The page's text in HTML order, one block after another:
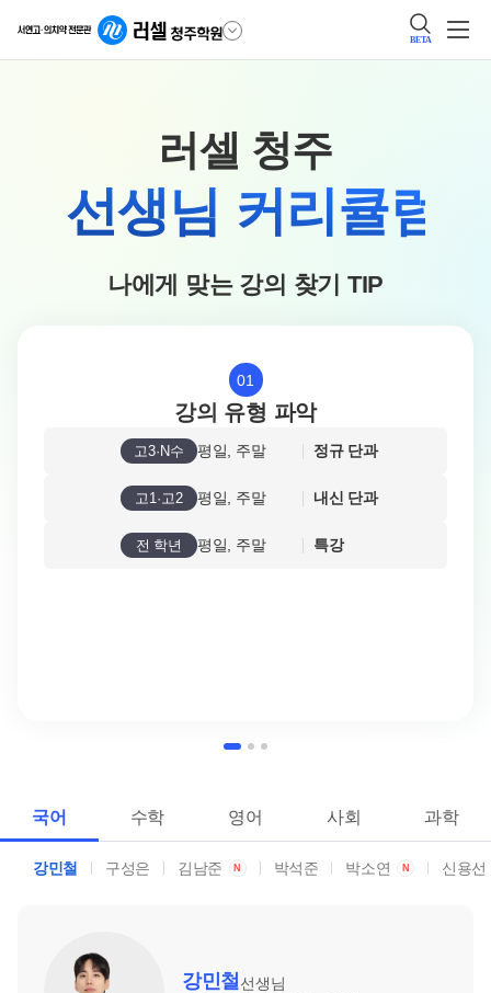
BETA
러셀 청주
선생님 커리큘럼
나에게 맞는 강의 찾기 TIP
01
강의 유형 파악
고3·N수 평일, 주말 정규 단과
고1·고2 평일, 주말 내신 단과
전 학년 평일, 주말 특강
국어 수학 영어 사회 과학
강민철 구성은 김남준 N 박석준 박소연 N 신용선
강민철선생님